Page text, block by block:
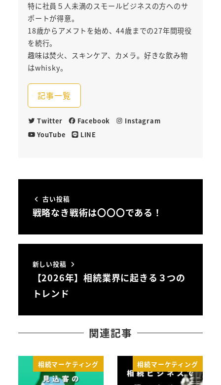
特に社員５人未満のスモールビジネスの方へのサ
ポートが得意。
18歳からアメフトを始め、44歳までの27年間現役
を続行。
趣味は焚火、スキンケア、カメラ。好きな飲み物
はwhisky。
記事一覧
Twitter Facebook
Instagram
YouTube
LINE
古い投稿
戦略なき戦術は〇〇〇である！
新しい投稿
【2026年】相続業界に起きる３つの
トレンド
関連記事
相続マーケティング 相続マーケティング